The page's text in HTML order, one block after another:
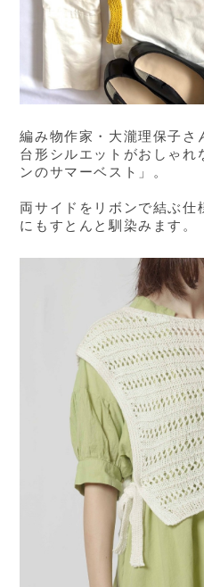
編み物作家・大瀧理保子さ
台形シルエットがおしゃれ
ンのサマーベスト」。
両サイドをリボンで結ぶ仕
にもすとんと馴染みます。